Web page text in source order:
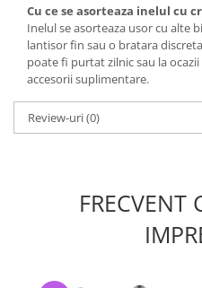
Cu ce se asorteaza inelul cu
Inelul se asorteaza usor cu alte
lantisor fin sau o bratara
poate fi purtat zilnic sau la
accesorii suplimentare.
Review-uri(0)
FRECVENT